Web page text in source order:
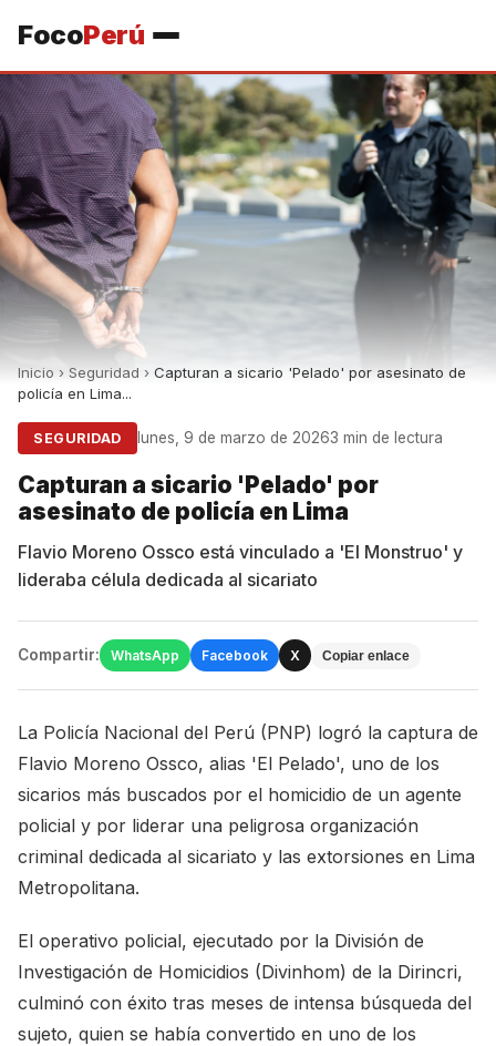
FocoPerú
Inicio › Seguridad › Capturan a sicario 'Pelado' por asesinato de
policía en Lima...
SEGURIDAD lunes, 9 de marzo de 20263 min de lectura
Capturan a sicario 'Pelado' por
asesinato de policía en Lima
Flavio Moreno Ossco está vinculado a 'El Monstruo' y
lideraba célula dedicada al sicariato
Compartir: WhatsApp Facebook X Copiar enlace
La Policía Nacional del Perú (PNP) logró la captura de
Flavio Moreno Ossco, alias 'El Pelado', uno de los
sicarios más buscados por el homicidio de un agente
policial y por liderar una peligrosa organización
criminal dedicada al sicariato y las extorsiones en Lima
Metropolitana.
El operativo policial, ejecutado por la División de
Investigación de Homicidios (Divinhom) de la Dirincri,
culminó con éxito tras meses de intensa búsqueda del
sujeto, quien se había convertido en uno de los